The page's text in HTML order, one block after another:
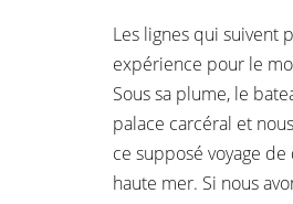
Les lignes qui suivent
expérience pour le
Sous sa plume, le
palace carcéral et
ce supposé voyage
haute mer. Si nous